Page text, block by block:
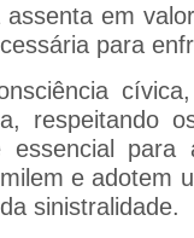
em
para
respeitando
e adotem
sinistralidade.